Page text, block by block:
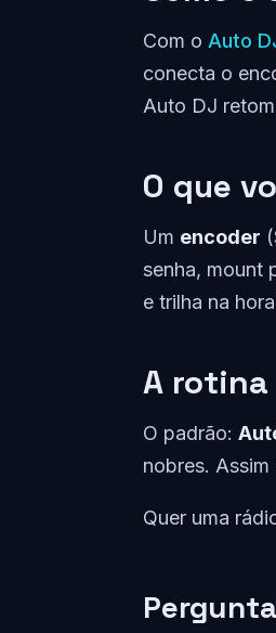
Com o Auto
conecta o
Auto DJ
O que
Um encoder
senha, mount
e trilha na
A
O padrão:
nobres. Assim
Quer uma